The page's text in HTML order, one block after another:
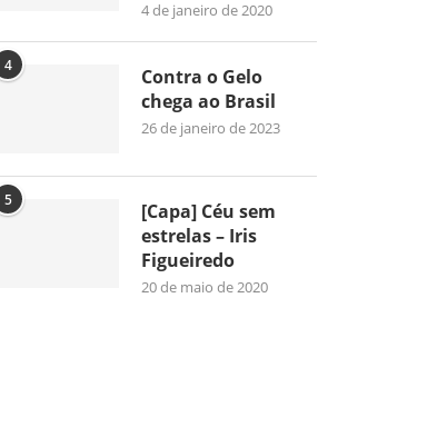
4 de janeiro de 2020
4
Contra o Gelo
chega ao Brasil
26 de janeiro de 2023
5
[Capa] Céu sem
estrelas – Iris
Figueiredo
20 de maio de 2020